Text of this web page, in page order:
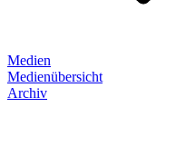
Medien
Medienübersicht
Archiv